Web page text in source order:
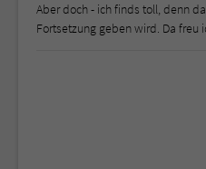
Aber doch - ich finds toll, denn
Fortsetzung geben wird. Da freu